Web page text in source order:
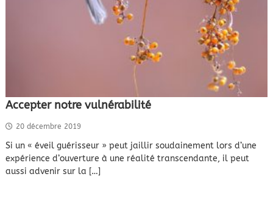
Accepter notre vulnérabilité
20 décembre 2019
Si un « éveil guérisseur » peut jaillir soudainement lors d’une
expérience d’ouverture à une réalité transcendante, il peut
aussi advenir sur la […]